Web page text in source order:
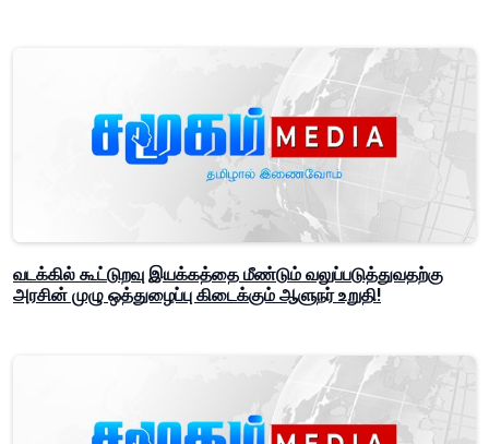
வடக்கில் கூட்டுறவு இயக்கத்தை மீண்டும் வலுப்படுத்துவதற்கு
அரசின் முழு ஒத்துழைப்பு கிடைக்கும் ஆளுநர் உறுதி!